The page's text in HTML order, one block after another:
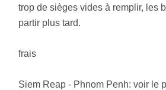
trop de sièges vides à remplir, les
partir plus tard.
frais
Siem Reap - Phnom Penh: voir le